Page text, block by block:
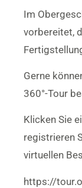
Im
vorbereitet,
Gerne
360°-Tour
Klicken Sie
registrieren
virtuellen
https://